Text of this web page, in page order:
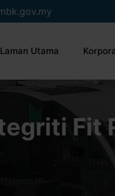
Laman Utama
Fit